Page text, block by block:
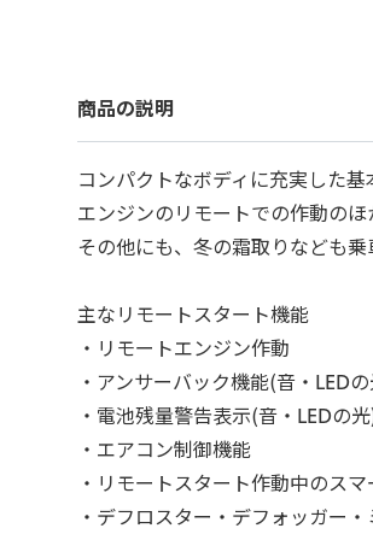
商品の説明
コンパクトなボディに充実した基
エンジンのリモートでの作動の
その他にも、冬の霜取りなども
主なリモートスタート機能
・リモートエンジン作動
・アンサーバック機能(音・LED
・電池残量警告表示(音・LEDの
・エアコン制御機能
・リモートスタート作動中のス
・デフロスター・デフォッガー